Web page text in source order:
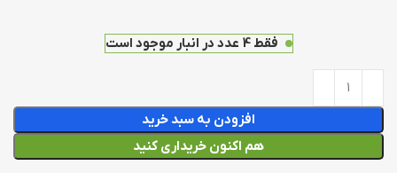
فقط 4 عدد در انبار موجود است
افزودن به سبد خرید
هم اکنون خریداری کنید